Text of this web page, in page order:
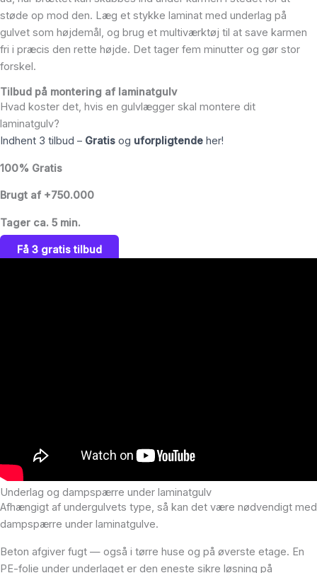
støde op mod den. Læg et stykke laminat med underlag på
gulvet som højdemål, og brug et multiværktøj til at save karmen
fri i præcis den rette højde. Det tager fem minutter og gør stor
forskel.
Tilbud på montering af laminatgulv
Hvad koster det, hvis en gulvlægger skal montere dit
laminatgulv?
Indhent 3 tilbud – Gratis og uforpligtende her!
100% Gratis
Brugt af +750.000
Tager ca. 5 min.
Få 3 gratis tilbud
Underlag og dampspærre under laminatgulv
Afhængigt af undergulvets type, så kan det være nødvendigt med
dampspærre under laminatgulve.
Beton afgiver fugt — også i tørre huse og på øverste etage. En
PE-folie under underlaget er den eneste sikre løsning på